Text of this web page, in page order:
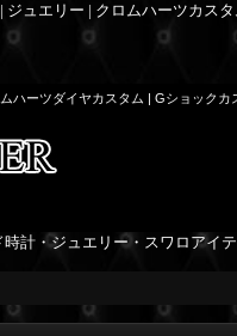
ジュエリー | クロムハーツカス
ハーツダイヤカスタム | Gショック
計・ジュエリー・スワロアイ